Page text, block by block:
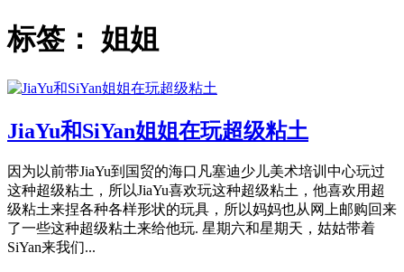
标签： 姐姐
JiaYu和SiYan姐姐在玩超级粘土
因为以前带JiaYu到国贸的海口凡塞迪少儿美术培训中心玩过
这种超级粘土，所以JiaYu喜欢玩这种超级粘土，他喜欢用超
级粘土来捏各种各样形状的玩具，所以妈妈也从网上邮购回来
了一些这种超级粘土来给他玩. 星期六和星期天，姑姑带着
SiYan来我们...